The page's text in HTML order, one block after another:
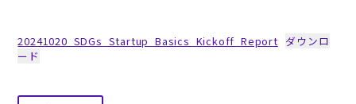
20241020_SDGs_Startup_Basics_Kickoff_Report ダウンロ
ード